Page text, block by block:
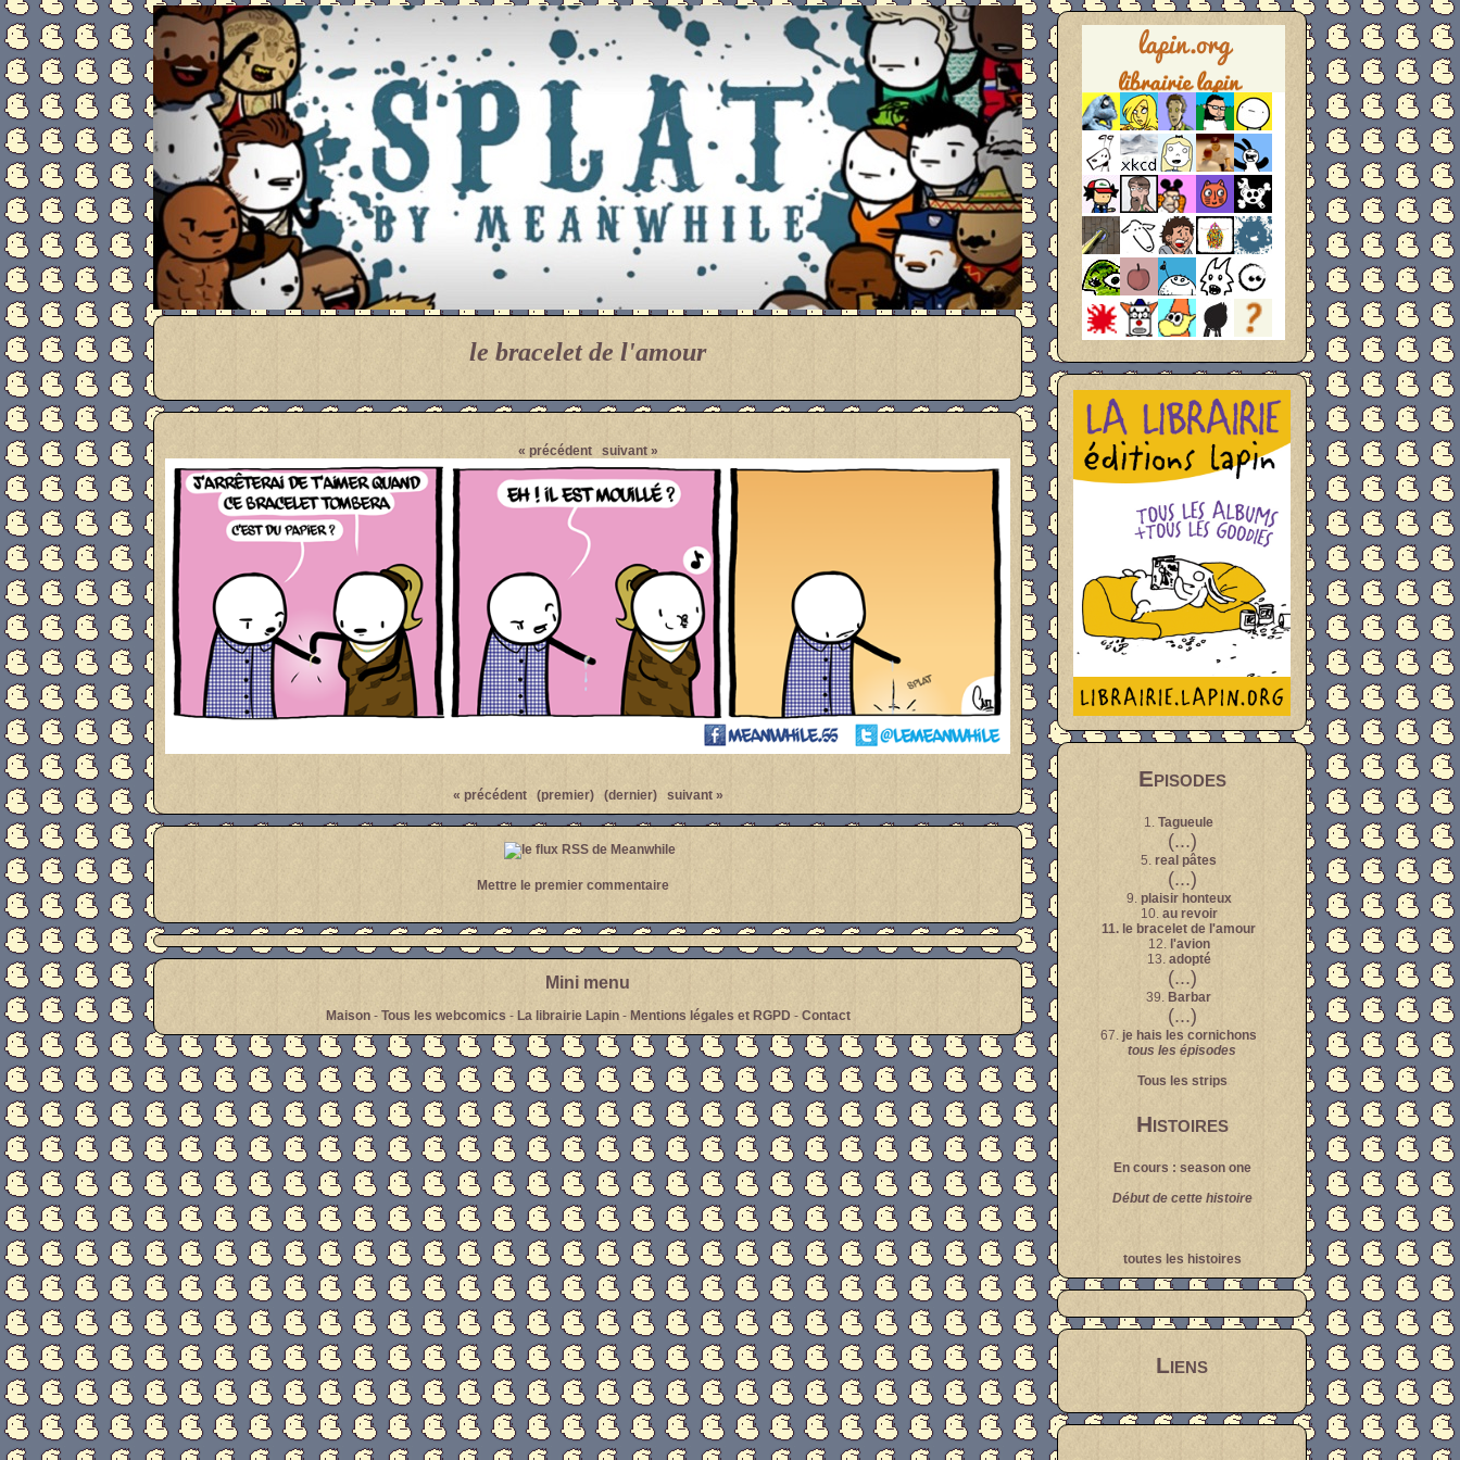
Pendant ce temps... Par Meanwhile.
le bracelet de l'amour
« précédent suivant »
« précédent (premier) (dernier) suivant »
Mettre le premier commentaire
Mini menu
Maison- Tous les webcomics - La librairie Lapin- Mentions légales et RGPD - Contact
Episodes
1. Tagueule
(...)
5. real pâtes
(...)
9. plaisir honteux
10. au revoir
11. le bracelet de l'amour
12. l'avion
13. adopté
(...)
39. Barbar
(...)
67. je hais les cornichons
tous les épisodes
Tous les strips
Histoires
En cours : season one
Début de cette histoire
toutes les histoires
Liens